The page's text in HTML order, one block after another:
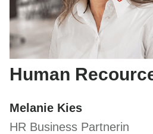
Human
Melanie Kies
HR Business Partnerin